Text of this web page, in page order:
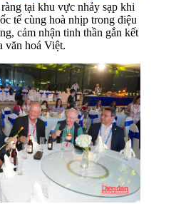
tại khu vực nhảy sạp khi
tế cùng hoà nhịp trong điệu
cảm nhận tinh thần gắn kết
văn hoá Việt.